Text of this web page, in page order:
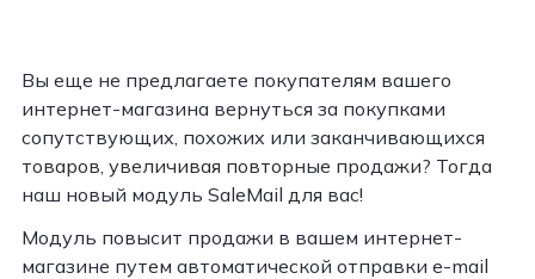
Вы еще не предлагаете покупателям вашего
интернет-магазина вернуться за покупками
сопутствующих, похожих или заканчивающихся
товаров, увеличивая повторные продажи? Тогда
наш новый модуль SaleMail для вас!
Модуль повысит продажи в вашем интернет-
магазине путем автоматической отправки e-mail